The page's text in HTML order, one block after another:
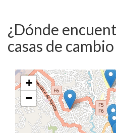
¿Dónde
casas de
+
−